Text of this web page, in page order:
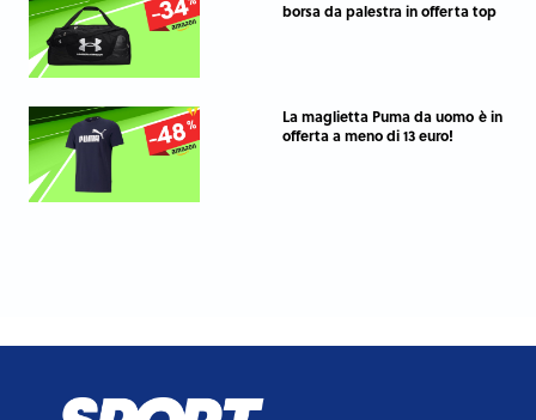
borsa da palestra in offerta top
La maglietta Puma da uomo è in
offerta a meno di 13 euro!